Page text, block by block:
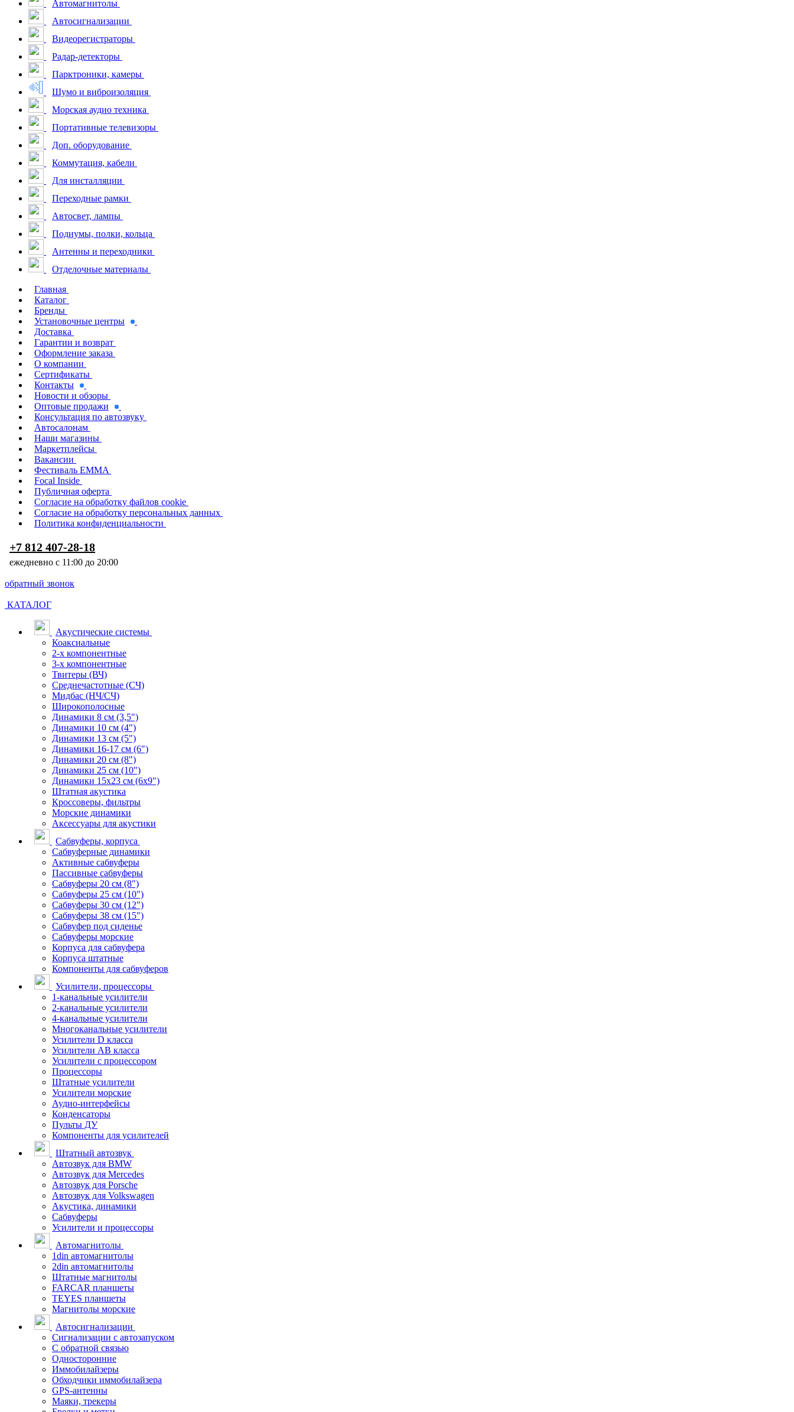
Автомагнитолы
Автосигнализации
Видеорегистраторы
Радар-детекторы
Парктроники, камеры
Шумо и виброизоляция
Морская аудио техника
Портативные телевизоры
Доп. оборудование
Коммутация, кабели
Для инсталляции
Переходные рамки
Автосвет, лампы
Подиумы, полки, кольца
Антенны и переходники
Отделочные материалы
Главная
Каталог
Бренды
Установочные центры
Доставка
Гарантии и возврат
Оформление заказа
О компании
Сертификаты
Контакты
Новости и обзоры
Оптовые продажи
Консультация по автозвуку
Автосалонам
Наши магазины
Маркетплейсы
Вакансии
Фестиваль EMMA
Focal Inside
Публичная оферта
Согласие на обработку файлов cookie
Согласие на обработку персональных данных
Политика конфиденциальности
+7 812 407-28-18
ежедневно с 11:00 до 20:00
обратный звонок
КАТАЛОГ
Акустические системы
Коаксиальные
2-х компонентные
3-х компонентные
Твитеры (ВЧ)
Среднечастотные (СЧ)
Мидбас (НЧ/СЧ)
Широкополосные
Динамики 8 см (3,5")
Динамики 10 см (4")
Динамики 13 см (5")
Динамики 16-17 см (6")
Динамики 20 см (8")
Динамики 25 см (10")
Динамики 15х23 см (6х9")
Штатная акустика
Кроссоверы, фильтры
Морские динамики
Аксессуары для акустики
Сабвуферы, корпуса
Сабвуферные динамики
Активные сабвуферы
Пассивные сабвуферы
Сабвуферы 20 см (8")
Сабвуферы 25 см (10")
Сабвуферы 30 см (12")
Сабвуферы 38 см (15")
Сабвуфер под сиденье
Сабвуферы морские
Корпуса для сабвуфера
Корпуса штатные
Компоненты для сабвуферов
Усилители, процессоры
1-канальные усилители
2-канальные усилители
4-канальные усилители
Многоканальные усилители
Усилители D класса
Усилители АВ класса
Усилители с процессором
Процессоры
Штатные усилители
Усилители морские
Аудио-интерфейсы
Конденсаторы
Пульты ДУ
Компоненты для усилителей
Штатный автозвук
Автозвук для BMW
Автозвук для Mercedes
Автозвук для Porsche
Автозвук для Volkswagen
Акустика, динамики
Сабвуферы
Усилители и процессоры
Автомагнитолы
1din автомагнитолы
2din автомагнитолы
Штатные магнитолы
FARCAR планшеты
TEYES планшеты
Магнитолы морские
Автосигнализации
Сигнализации с автозапуском
С обратной связью
Односторонние
Иммобилайзеры
Обходчики иммобилайзера
GPS-антенны
Маяки, трекеры